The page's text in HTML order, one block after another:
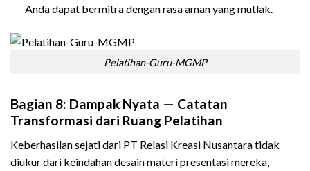
Anda dapat bermitra dengan rasa aman yang mutlak.
Pelatihan-Guru-MGMP
Bagian 8: Dampak Nyata — Catatan
Transformasi dari Ruang Pelatihan
Keberhasilan sejati dari PT Relasi Kreasi Nusantara tidak
diukur dari keindahan desain materi presentasi mereka,